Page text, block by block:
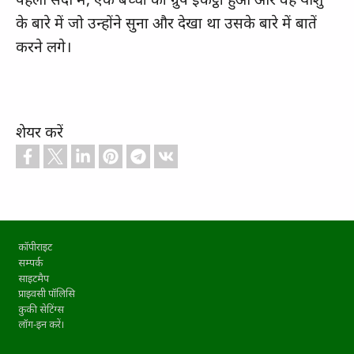
के बारे में जो उन्होंने सुना और देखा था उसके बारे में बातें
करने लगे।
शेयर करें
Footer
कॉपीराइट
सम्पर्क
साइटमैप
प्राइवसी पॉलिसि
कुकी सेटिंग्स
लॉग-इन करें।